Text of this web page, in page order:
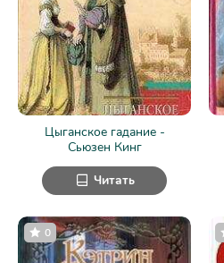
Цыганское гадание -
Сьюзен Кинг
Читать
0